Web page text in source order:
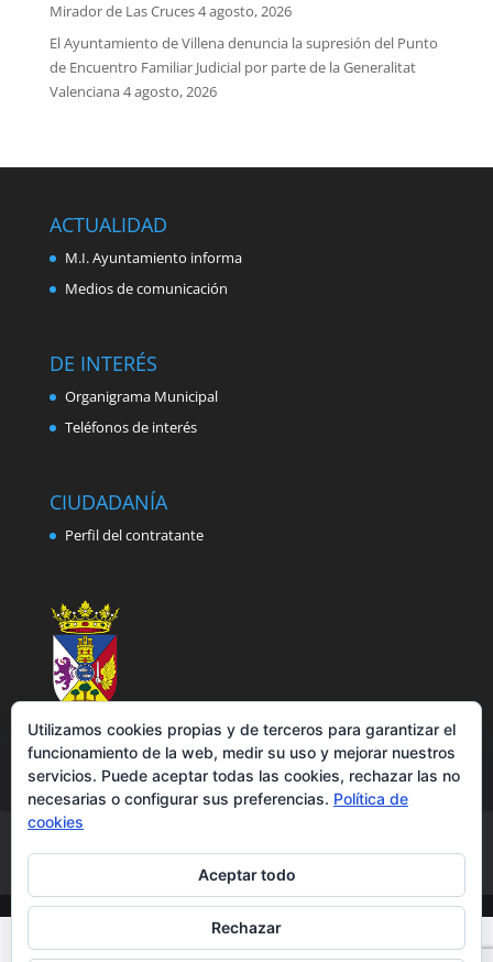
Mirador de Las Cruces4 agosto, 2026
El Ayuntamiento de Villena denuncia la supresión del Punto
de Encuentro Familiar Judicial por parte de la Generalitat
Valenciana4 agosto, 2026
ACTUALIDAD
M.I. Ayuntamiento informa
Medios de comunicación
DE INTERÉS
Organigrama Municipal
Teléfonos de interés
CIUDADANÍA
Perfil del contratante
Política de cookies
Accesibilidad
Utilizamos cookies propias y de terceros para garantizar el
funcionamiento de la web, medir su uso y mejorar nuestros
servicios. Puede aceptar todas las cookies, rechazar las no
necesarias o configurar sus preferencias. Política de
cookies
Aceptar todo
Rechazar